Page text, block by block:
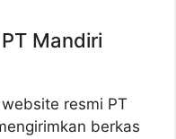
Mandiri
resmi PT
berkas